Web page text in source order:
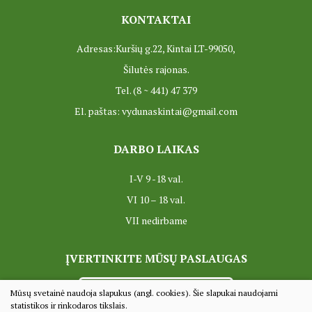
ES Projektas GENIUS LOCI. Tarptautinis muziejų projektas
Projektai
KONTAKTAI
Adresas:Kuršių g.22, Kintai LT-99050,
Šilutės rajonas.
Tel. (8 ~ 441) 47 379
El. paštas: vydunaskintai@gmail.com
DARBO LAIKAS
I-V 9 -18 val.
VI 10 – 18 val.
VII nedirbame
ĮVERTINKITE MŪSŲ PASLAUGAS
VERTINTI
Mūsų svetainė naudoja slapukus (angl. cookies). Šie slapukai naudojami
statistikos ir rinkodaros tikslais.